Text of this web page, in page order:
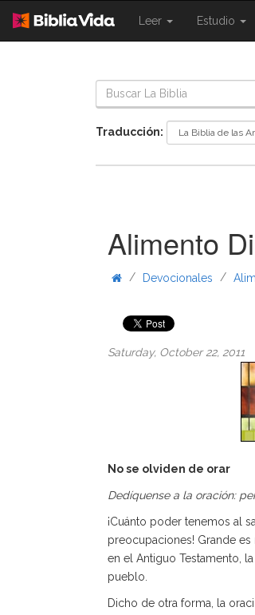
Leer
{{
Estudio
{{
Traducción:
Alimento
/ Devocionales /
Saturday, October 22, 2011
No se olviden de orar
Dedíquense a la oración:
¡Cuánto poder tenemos al
preocupaciones! Grande
en el Antiguo Testamento,
pueblo.
Dicho de otra forma, la